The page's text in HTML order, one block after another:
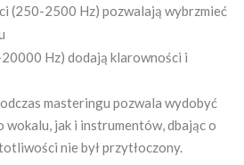
(250-2500 Hz) pozwalają wybrzmieć
Hz) dodają klarowności i
masteringu pozwala wydobyć
wokalu, jak i instrumentów, dbając o
nie był przytłoczony.